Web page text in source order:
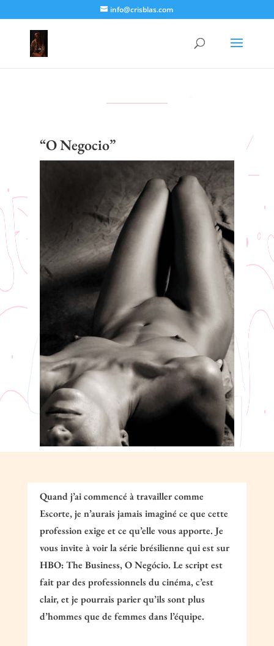
info@crisblas.com
“O Negocio”
Quand j’ai commencé à travailler comme
Escorte, je n’aurais jamais imaginé ce que cette
profession exige et ce qu’elle vous apporte. Je
vous invite à voir la série brésilienne qui est sur
HBO: The Business, O Negócio. Le script est
fait par des professionnels du cinéma, c’est
clair, et je pourrais parier qu’ils sont plus
d’hommes que de femmes dans l’équipe.